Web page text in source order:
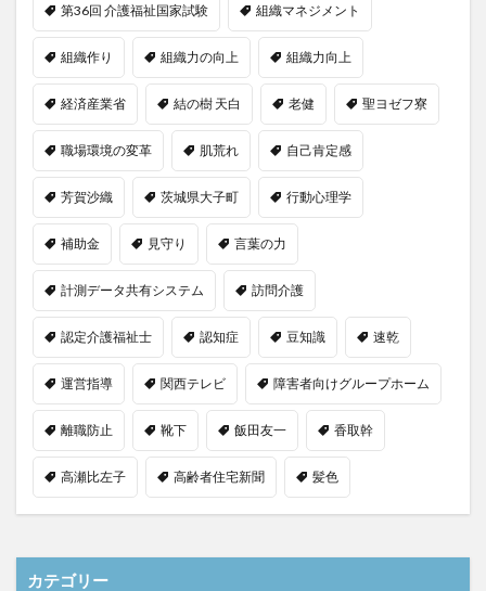
第36回 介護福祉国家試験 組織マネジメント
組織作り 組織力の向上 組織力向上
経済産業省 結の樹 天白 老健 聖ヨゼフ寮
職場環境の変革 肌荒れ 自己肯定感
芳賀沙織 茨城県大子町 行動心理学
補助金 見守り 言葉の力
計測データ共有システム 訪問介護
認定介護福祉士 認知症 豆知識 速乾
運営指導 関西テレビ 障害者向けグループホーム
離職防止 靴下 飯田友一 香取幹
高瀬比左子 高齢者住宅新聞 髪色
カテゴリー